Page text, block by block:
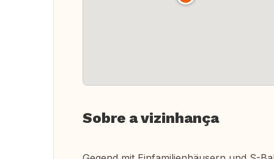
Sobre a vizinhança